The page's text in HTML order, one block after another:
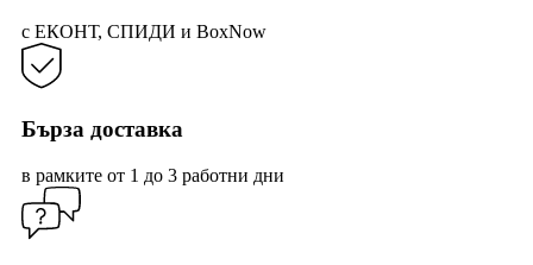
с ЕКОНТ, СПИДИ и BoxNow
Бърза доставка
в рамките от 1 до 3 работни дни